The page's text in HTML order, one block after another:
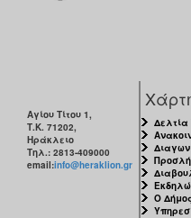
Αγίου Τίτου 1,
Τ.Κ. 71202,
Ηράκλειο
Τηλ.: 2813-409000
email:info@heraklion.gr
Δελτία
Ο Δήμος